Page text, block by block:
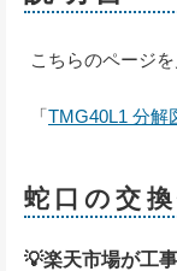
こちらのページを
「TMG40L1 分解
蛇口の交
💡楽天市場が工